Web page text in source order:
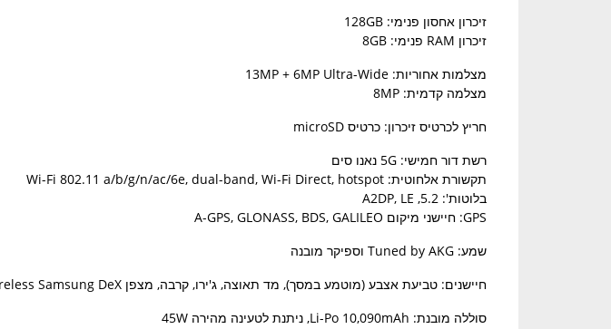
זיכרון אחסון פנימי: 128GB
זיכרון RAM פנימי: 8GB
מצלמות אחוריות: 13MP + 6MP Ultra-Wide
מצלמה קדמית: 8MP
חריץ לכרטיס זיכרון: כרטיס microSD
רשת דור חמישי: 5G נאנו סים
תקשורת אלחוטית: Wi-Fi 802.11 a/b/g/n/ac/6e, dual-band, Wi-Fi Direct, hotspot
בלוטות': 5.2, A2DP, LE
GPS: חיישני מיקום A-GPS, GLONASS, BDS, GALILEO
שמע: Tuned by AKG וספיקר מובנה
חיישנים: טביעת אצבע (מוטמע במסך), מד תאוצה, ג'ירו, קרבה, מצפן Wireless Samsung DeX, ללא NFC
סוללה מובנת: Li-Po 10,090mAh, ניתנת לטעינה מהירה 45W